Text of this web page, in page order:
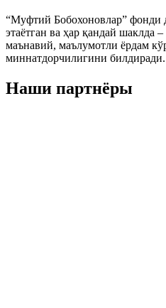
“Муфтий Бобохоновлар” фонди
этаётган ва ҳар қандай шаклда
маънавий, маълумотли ёрдам
миннатдорчилигини билдиради.
Наши партнёры